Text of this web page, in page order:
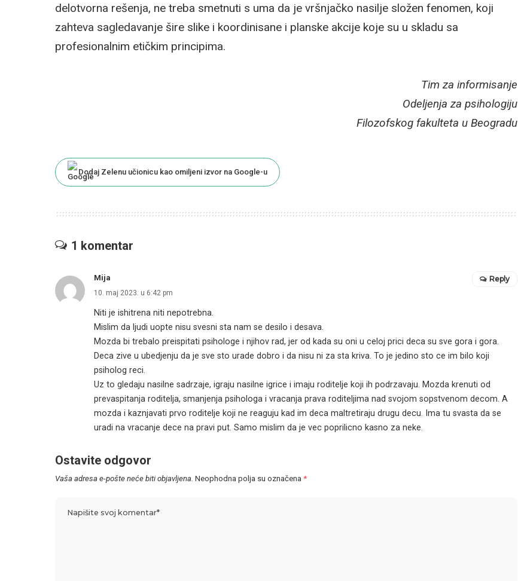
delotvorna rešenja, ne treba smetnuti s uma da je vršnjačko nasilje složen fenomen, koji
zahteva sagledavanje šire slike i koordinisane i planske akcije koje su u skladu sa
profesionalnim etičkim principima.
Tim za informisanje
Odeljenja za psihologiju
Filozofskog fakulteta u Beogradu
Dodaj Zelenu učionicu kao omiljeni izvor na Google-u
1 komentar
Mija
10. maj 2023. u 6:42 pm
Niti je ishitrena niti nepotrebna.
Mislim da ljudi uopte nisu svesni sta nam se desilo i desava.
Mozda bi trebalo preispitati psihologe i njihov rad, jer od kada su oni u celoj prici deca su sve gora i gora.
Deca zive u ubedjenju da je sve sto urade dobro i da nisu ni za sta kriva. To je jedino sto ce im bilo koji
psiholog reci.
Uz to gledaju nasilne sadrzaje, igraju nasilne igrice i imaju roditelje koji ih podrzavaju. Mozda krenuti od
prevaspitanja roditelja, smanjenja psihologa i vracanja prava roditeljima nad svojom sopstvenom decom. A
mozda i kaznjavati prvo roditelje koji ne reaguju kad im deca maltretiraju drugu decu. Ima tu svasta da se
uradi na vracanje dece na pravi put. Samo mislim da je vec poprilicno kasno za neke.
Reply
Ostavite odgovor
Vaša adresa e-pošte neće biti objavljena. Neophodna polja su označena *